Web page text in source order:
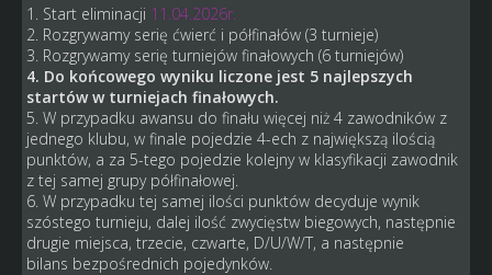
1. Start eliminacji 11.04.2026r.
2. Rozgrywamy serię ćwierć i półfinałów (3 turnieje)
3. Rozgrywamy serię turniejów finałowych (6 turniejów)
4. Do końcowego wyniku liczone jest 5 najlepszych
startów w turniejach finałowych.
5. W przypadku awansu do finału więcej niż 4 zawodników z
jednego klubu, w finale pojedzie 4-ech z największą ilością
punktów, a za 5-tego pojedzie kolejny w klasyfikacji zawodnik
z tej samej grupy półfinałowej.
6. W przypadku tej samej ilości punktów decyduje wynik
szóstego turnieju, dalej ilość zwycięstw biegowych, następnie
drugie miejsca, trzecie, czwarte, D/U/W/T, a następnie
bilans bezpośrednich pojedynków.